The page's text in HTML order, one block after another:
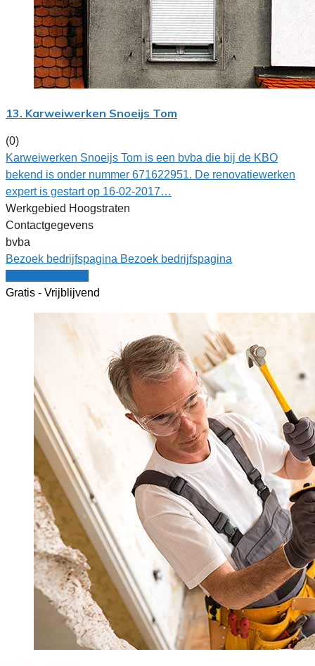
13. Karweiwerken Snoeijs Tom
(0)
Karweiwerken Snoeijs Tom is een bvba die bij de KBO
bekend is onder nummer 671622951. De renovatiewerken
expert is gestart op 16-02-2017…
Werkgebied Hoogstraten
Contactgegevens
bvba
Bezoek bedrijfspagina Bezoek bedrijfspagina
Gratis - Vrijblijvend